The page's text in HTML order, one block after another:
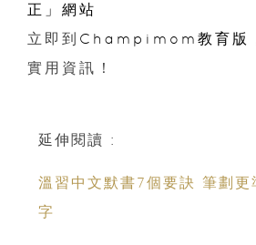
正」網站
立即到 Champimom教育版
實用資訊！
延伸閱讀 :
溫習中文默書7個要訣 筆劃更
字